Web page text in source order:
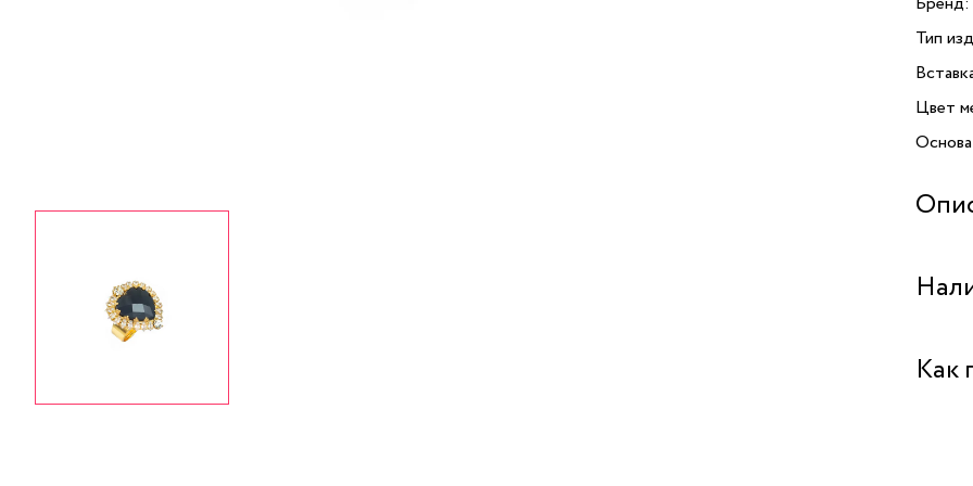
Тип
Цвет
от
Бутик
Как